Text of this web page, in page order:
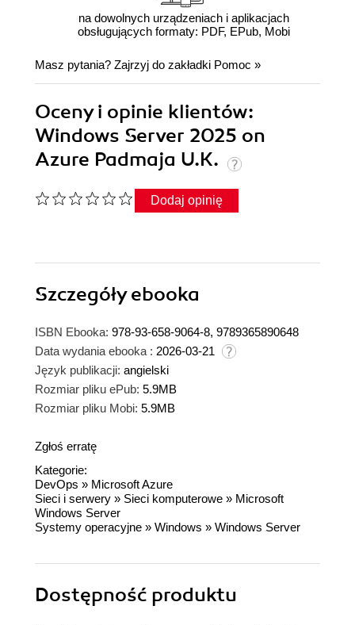
na dowolnych urządzeniach i aplikacjach
obsługujących formaty: PDF, EPub, Mobi
Masz pytania? Zajrzyj do zakładki Pomoc »
Oceny i opinie klientów:
Windows Server 2025 on
Azure Padmaja U.K.
Dodaj opinię
Szczegółyebooka
ISBN Ebooka: 978-93-658-9064-8, 9789365890648
Data wydania ebooka : 2026-03-21
Język publikacji: angielski
Rozmiar pliku ePub: 5.9MB
Rozmiar pliku Mobi: 5.9MB
Zgłoś erratę
Kategorie:
DevOps » Microsoft Azure
Sieci i serwery » Sieci komputerowe » Microsoft
Windows Server
Systemy operacyjne » Windows » Windows Server
Dostępność produktu